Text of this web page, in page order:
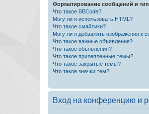
Форматирование сообщений и
Что такое BBCode?
Могу ли я использовать HTML?
Что такое смайлики?
Могу ли я добавлять изображения к
Что такое важные объявления?
Что такое объявления?
Что такое прилепленные темы?
Что такое закрытые темы?
Что такое значки тем?
Вход на конференцию и